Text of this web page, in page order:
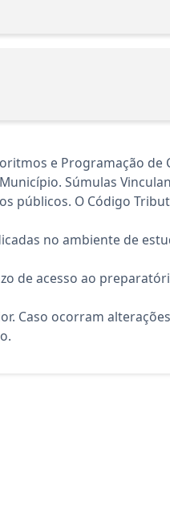
e Programação de
Súmulas
públicos. O Código
no ambiente de
de acesso ao
Caso ocorram